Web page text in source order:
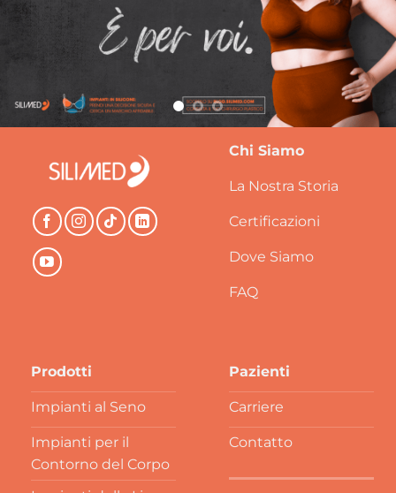
Chi Siamo
La Nostra Storia
Certificazioni
Dove Siamo
FAQ
Prodotti
Impianti al Seno
Impianti per il
Contorno del Corpo
Pazienti
Carriere
Contatto